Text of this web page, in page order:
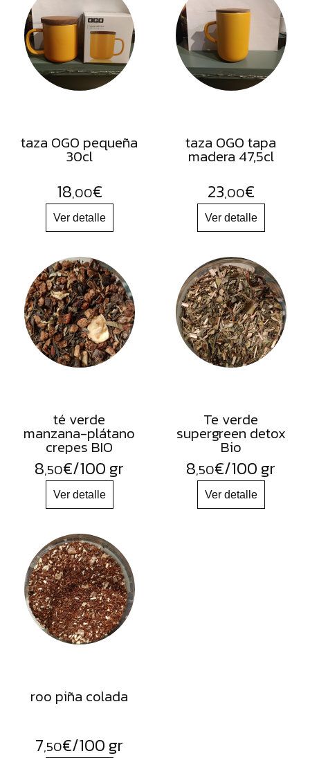
FRUTOS
SECOS
SAL
HIERBAS
HARINAS
FLORES
PRODUCTOS
ACCESORIOS
ALIMENTOS
DESHIDRATADOS
taza OGO pequeña
30cl
18,00€
taza OGO tapa
madera 47,5cl
23,00€
té verde
manzana-plátano
crepes BIO
8,50€/100 gr
Te verde
supergreen detox
Bio
8,50€/100 gr
roo piña colada
7,50€/100 gr